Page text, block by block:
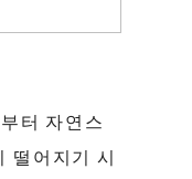
터 자연스
떨어지기 시